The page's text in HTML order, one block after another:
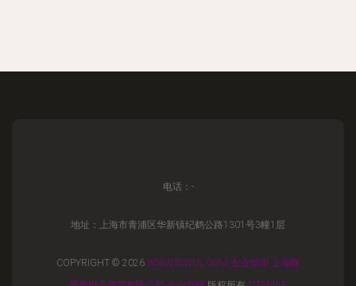
电话：-
地址：上海市青浦区华新镇纪鹤公路1301号3幢1层
COPYRIGHT © 2026 WWW.BIWUL.COM 企业管理
上海顾